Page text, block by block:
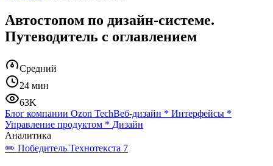
Автостопом по дизайн-системе.
Путеводитель с оглавлением
Средний
24 мин
63K
Блог компании Ozon TechВеб-дизайн * Интерфейсы *
Управление продуктом * Дизайн
Аналитика
✏️ Победитель Технотекста 7